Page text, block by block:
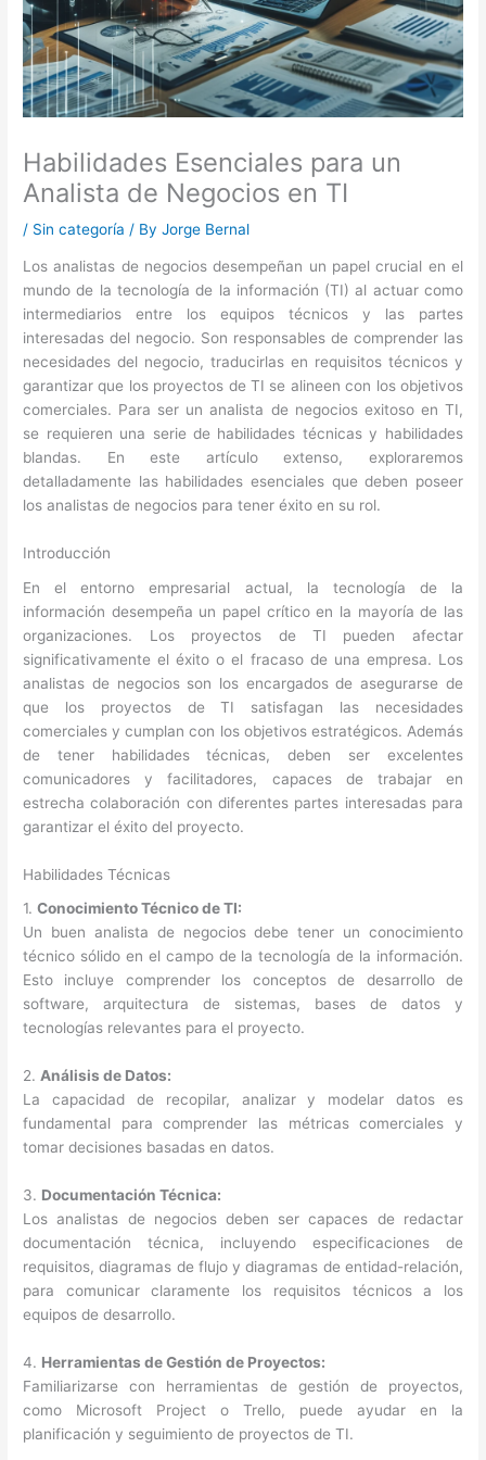
Habilidades Esenciales para un
Analista de Negocios en TI
/ Sin categoría / ByJorge Bernal
Los analistas de negocios desempeñan un papel crucial en el
mundo de la tecnología de la información (TI) al actuar como
intermediarios entre los equipos técnicos y las partes
interesadas del negocio. Son responsables de comprender las
necesidades del negocio, traducirlas en requisitos técnicos y
garantizar que los proyectos de TI se alineen con los objetivos
comerciales. Para ser un analista de negocios exitoso en TI,
se requieren una serie de habilidades técnicas y habilidades
blandas. En este artículo extenso, exploraremos
detalladamente las habilidades esenciales que deben poseer
los analistas de negocios para tener éxito en su rol.
Introducción
En el entorno empresarial actual, la tecnología de la
información desempeña un papel crítico en la mayoría de las
organizaciones. Los proyectos de TI pueden afectar
significativamente el éxito o el fracaso de una empresa. Los
analistas de negocios son los encargados de asegurarse de
que los proyectos de TI satisfagan las necesidades
comerciales y cumplan con los objetivos estratégicos. Además
de tener habilidades técnicas, deben ser excelentes
comunicadores y facilitadores, capaces de trabajar en
estrecha colaboración con diferentes partes interesadas para
garantizar el éxito del proyecto.
Habilidades Técnicas
1.Conocimiento Técnico de TI:
Un buen analista de negocios debe tener un conocimiento
técnico sólido en el campo de la tecnología de la información.
Esto incluye comprender los conceptos de desarrollo de
software, arquitectura de sistemas, bases de datos y
tecnologías relevantes para el proyecto.
2. Análisis de Datos:
La capacidad de recopilar, analizar y modelar datos es
fundamental para comprender las métricas comerciales y
tomar decisiones basadas en datos.
3. Documentación Técnica:
Los analistas de negocios deben ser capaces de redactar
documentación técnica, incluyendo especificaciones de
requisitos, diagramas de flujo y diagramas de entidad-relación,
para comunicar claramente los requisitos técnicos a los
equipos de desarrollo.
4. Herramientas de Gestión de Proyectos:
Familiarizarse con herramientas de gestión de proyectos,
como Microsoft Project o Trello, puede ayudar en la
planificación y seguimiento de proyectos de TI.